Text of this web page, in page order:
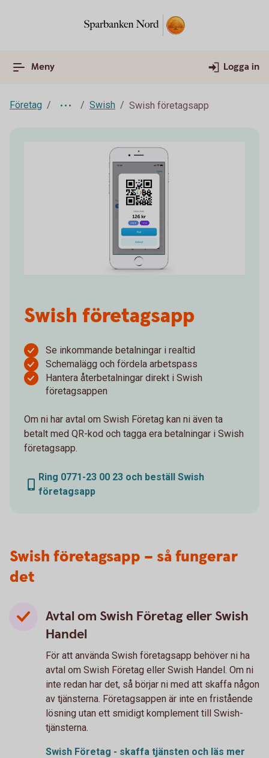
Meny Logga in
Företag Swish Swish företagsapp
Swish företagsapp
Se inkommande betalningar i realtid
Schemalägg och fördela arbetspass
Hantera återbetalningar direkt i Swish
företagsappen
Om ni har avtal om Swish Företag kan ni även ta
betalt med QR-kod och tagga era betalningar i Swish
företagsapp.
Ring 0771-23 00 23 och beställ Swish
företagsapp
Swish företagsapp – så fungerar
det
Avtal om Swish Företag eller Swish
Handel
För att använda Swish företagsapp behöver ni ha
avtal om Swish Företag eller Swish Handel. Om ni
inte redan har det, så börjar ni med att skaffa någon
av tjänsterna. Företagsappen är inte en fristående
lösning utan ett smidigt komplement till Swish-
tjänsterna.
Swish Företag - skaffa tjänsten och läs mer